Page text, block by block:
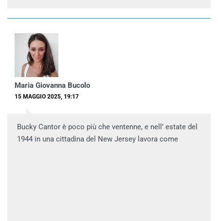
Maria Giovanna Bucolo
15 MAGGIO 2025, 19:17
Bucky Cantor è poco più che ventenne, e nell’ estate del
1944 in una cittadina del New Jersey lavora come